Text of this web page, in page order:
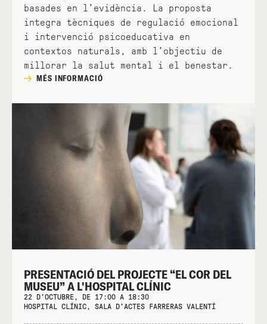
basades en l’evidència. La proposta
integra tècniques de regulació emocional
i intervenció psicoeducativa en
contextos naturals, amb l’objectiu de
millorar la salut mental i el benestar.
MÉS INFORMACIÓ
PRESENTACIÓ DEL PROJECTE “EL COR DEL
MUSEU” A L'HOSPITAL CLÍNIC
22 D'OCTUBRE, DE 17:00 A 18:30
HOSPITAL CLÍNIC, SALA D'ACTES FARRERAS VALENTÍ